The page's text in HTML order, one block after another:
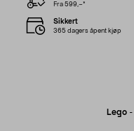
Lego-
Fra 599,–*
Sikkert
365 dagers åpent kjøp